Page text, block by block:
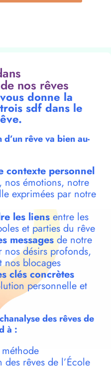
nos rêves
donne la
sdf dans le
rêve va bien au-
contexte personnel
nos émotions, notre
exprimées par notre
les liensentre les
et parties du rêve
messagesde notre
nos désirs profonds,
nos blocages
clés concrètes
personnelle et
des rêves de
à :
des rêves de l’École